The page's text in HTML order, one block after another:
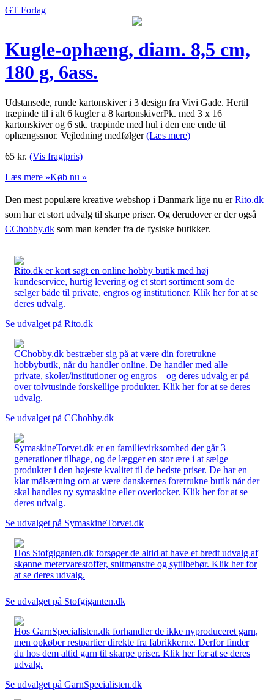
GT Forlag
Kugle-ophæng, diam. 8,5 cm,
180 g, 6ass.
Udstansede, runde kartonskiver i 3 design fra Vivi Gade. Hertil
træpinde til i alt 6 kugler a 8 kartonskiverPk. med 3 x 16
kartonskiver og 6 stk. træpinde med hul i den ene ende til
ophængssnor. Vejledning medfølger(Læs mere)
65 kr. (Vis fragtpris)
Læs mere »Køb nu »
Den mest populære kreative webshop i Danmark lige nu erRito.dk
som har et stort udvalg til skarpe priser. Og derudover er der også
CChobby.dk som man kender fra de fysiske butikker.
Rito.dk er kort sagt en online hobby butik med høj
kundeservice, hurtig levering og et stort sortiment som de
sælger både til private, engros og institutioner. Klik her for at se
deres udvalg.
Se udvalget på Rito.dk
CChobby.dk bestræber sig på at være din foretrukne
hobbybutik, når du handler online. De handler med alle –
private, skoler/institutioner og engros – og deres udvalg er på
over tolvtusinde forskellige produkter. Klik her for at se deres
udvalg.
Se udvalget på CChobby.dk
SymaskineTorvet.dk er en familievirksomhed der går 3
generationer tilbage, og de lægger en stor ære i at sælge
produkter i den højeste kvalitet til de bedste priser. De har en
klar målsætning om at være danskernes foretrukne butik når der
skal handles ny symaskine eller overlocker. Klik her for at se
deres udvalg.
Se udvalget på SymaskineTorvet.dk
Hos Stofgiganten.dk forsøger de altid at have et bredt udvalg af
skønne metervarestoffer, snitmønstre og sytilbehør. Klik her for
at se deres udvalg.
Se udvalget på Stofgiganten.dk
Hos GarnSpecialisten.dk forhandler de ikke nyproduceret garn,
men opkøber restpartier direkte fra fabrikkerne. Derfor finder
du hos dem altid garn til skarpe priser. Klik her for at se deres
udvalg.
Se udvalget på GarnSpecialisten.dk